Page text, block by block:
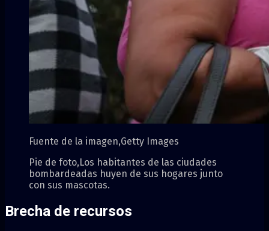
Fuente de la imagen,Getty Images
Pie de foto, Los habitantes de las ciudades
bombardeadas huyen de sus hogares junto
con sus mascotas.
Brecha de recursos